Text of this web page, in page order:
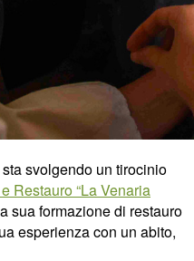
svolgendo un tirocinio
Restauro “La Venaria
sua formazione di restauro
esperienza con un abito,